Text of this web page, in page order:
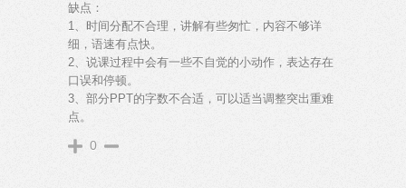
缺点：
1、时间分配不合理，讲解有些匆忙，内容不够详
细，语速有点快。
2、说课过程中会有一些不自觉的小动作，表达存在
口误和停顿。
3、部分PPT的字数不合适，可以适当调整突出重难
点。
0